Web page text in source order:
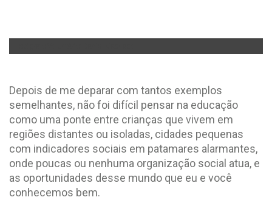
Depois de me deparar com tantos exemplos
semelhantes, não foi difícil pensar na educação
como uma ponte entre crianças que vivem em
regiões distantes ou isoladas, cidades pequenas
com indicadores sociais em patamares alarmantes,
onde poucas ou nenhuma organização social atua, e
as oportunidades desse mundo que eu e você
conhecemos bem.